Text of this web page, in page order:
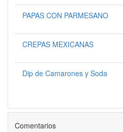
PAPAS CON PARMESANO
CREPAS MEXICANAS
Dip de Camarones y Soda
Comentarios